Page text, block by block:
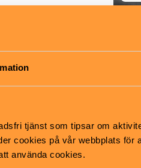
tjänst som tipsar om
cookies på vår webbplats för
använda cookies.
Kulturhustaket!
Stadsteatern
& Club